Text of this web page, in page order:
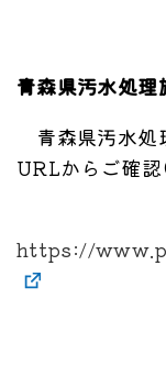
青森県汚水処理
青森県汚水処
URLからご確認
https://